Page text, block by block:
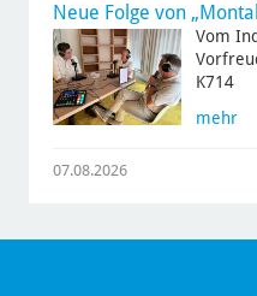
Neue Folge von
Vom
K714
mehr
07.08.2026